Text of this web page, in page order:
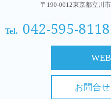
〒190-0012東京都立川
Tel. 042-595-8118
お問合